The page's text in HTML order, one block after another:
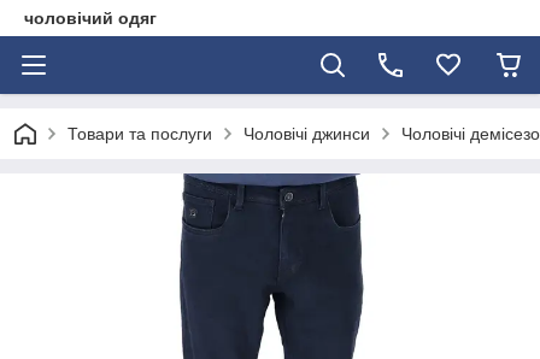
чоловічий одяг
Товари та послуги Чоловічі джинси Чоловічі